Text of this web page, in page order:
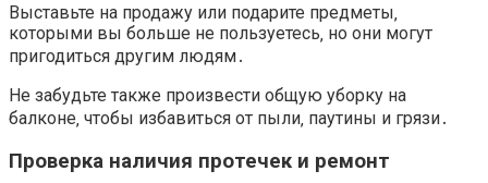
Выставьте на продажу или подарите предметы‚
которыми вы больше не пользуетесь‚ но они могут
пригодиться другим людям․
Не забудьте также произвести общую уборку на
балконе‚ чтобы избавиться от пыли‚ паутины и грязи․
Проверка наличия протечек и ремонт